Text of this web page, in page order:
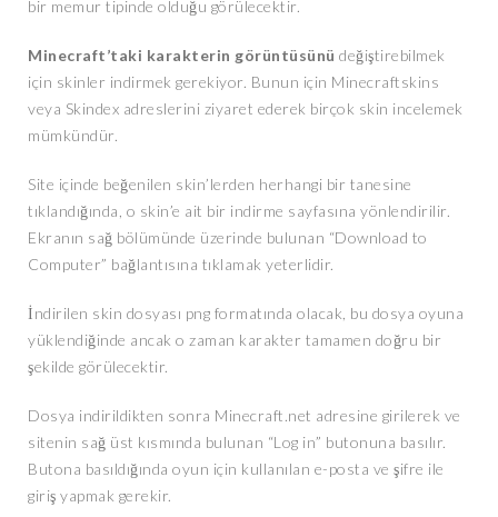
bir memur tipinde olduğu görülecektir.
Minecraft’taki karakterin görüntüsünü değiştirebilmek
için skinler indirmek gerekiyor. Bunun için Minecraftskins
veya Skindex adreslerini ziyaret ederek birçok skin incelemek
mümkündür.
Site içinde beğenilen skin’lerden herhangi bir tanesine
tıklandığında, o skin’e ait bir indirme sayfasına yönlendirilir.
Ekranın sağ bölümünde üzerinde bulunan “Download to
Computer” bağlantısına tıklamak yeterlidir.
İndirilen skin dosyası png formatında olacak, bu dosya oyuna
yüklendiğinde ancak o zaman karakter tamamen doğru bir
şekilde görülecektir.
Dosya indirildikten sonra Minecraft.net adresine girilerek ve
sitenin sağ üst kısmında bulunan “Log in” butonuna basılır.
Butona basıldığında oyun için kullanılan e-posta ve şifre ile
giriş yapmak gerekir.